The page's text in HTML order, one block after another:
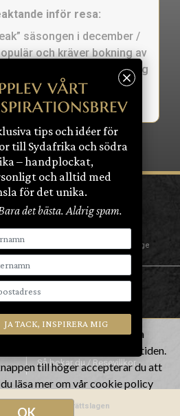
VANDRINGSRESOR
bland flora och fauna i enastående
i västra Kapprovinsen
inför resa:
säsongen i december /
och kräver bokning av
och restauranger lång
i förväg.
18 | 114 39 Stockholm | Sverige
Så bokar du / Resevillkor
av upphovsrättslagen
kakor (cookies) för att samla
hemsidan ännu bättre i framtiden.
till höger accepterar du att
läsa mer om vår cookie policy
OK
tips och idéer för
till Sydafrika och södra
– handplockat,
och alltid med
för det unika.
det bästa. Aldrig spam.